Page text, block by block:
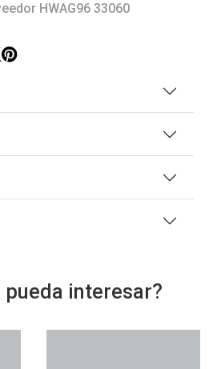
HWAG96 33060
pueda interesar?